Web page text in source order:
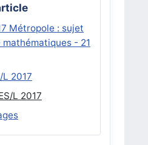
Métropole : sujet
- 21
L 2017
L 2017